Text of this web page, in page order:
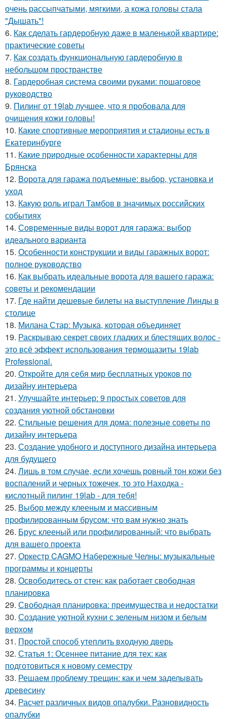
очень рассыпчатыми, мягкими, а кожа головы стала
"Дышать"!
6. Как сделать гардеробную даже в маленькой квартире:
практические советы
7. Как создать функциональную гардеробную в
небольшом пространстве
8. Гардеробная система своими руками: пошаговое
руководство
9. Пилинг от 19lab лучшее, что я пробовала для
очищения кожи головы!
10. Какие спортивные мероприятия и стадионы есть в
Екатеринбурге
11. Какие природные особенности характерны для
Брянска
12. Ворота для гаража подъемные: выбор, установка и
уход
13. Какую роль играл Тамбов в значимых российских
событиях
14. Современные виды ворот для гаража: выбор
идеального варианта
15. Особенности конструкции и виды гаражных ворот:
полное руководство
16. Как выбрать идеальные ворота для вашего гаража:
советы и рекомендации
17. Где найти дешевые билеты на выступление Линды в
столице
18. Милана Стар: Музыка, которая объединяет
19. Раскрываю секрет своих гладких и блестящих волос -
это всё эффект использования термощазиты 19lab
Professional.
20. Откройте для себя мир бесплатных уроков по
дизайну интерьера
21. Улучшайте интерьер: 9 простых советов для
создания уютной обстановки
22. Стильные решения для дома: полезные советы по
дизайну интерьера
23. Создание удобного и доступного дизайна интерьера
для будущего
24. Лишь в том случае, если хочешь ровный тон кожи без
воспалений и черных тожечек, то это Находка -
кислотный пилинг 19lab - для тебя!
25. Выбор между клееным и массивным
профилированным брусом: что вам нужно знать
26. Брус клееный или профилированный: что выбрать
для вашего проекта
27. Оркестр CAGMO Набережные Челны: музыкальные
программы и концерты
28. Освободитесь от стен: как работает свободная
планировка
29. Свободная планировка: преимущества и недостатки
30. Создание уютной кухни с зеленым низом и белым
верхом
31. Простой способ утеплить входную дверь
32. Статья 1: Осеннее питание для тех: как
подготовиться к новому семестру
33. Решаем проблему трещин: как и чем заделывать
древесину
34. Расчет различных видов опалубки. Разновидность
опалубки